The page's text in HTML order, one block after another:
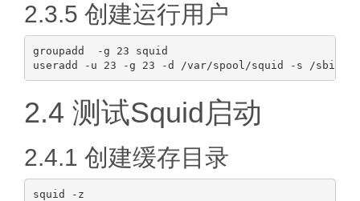
2.3.5 创建运行用户
groupadd  -g 23 squid
2.4 测试Squid启动
2.4.1 创建缓存目录